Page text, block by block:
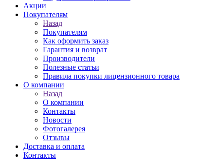
Акции
Покупателям
Назад
Покупателям
Как оформить заказ
Гарантия и возврат
Производители
Полезные статьи
Правила покупки лицензионного товара
О компании
Назад
О компании
Контакты
Новости
Фотогалерея
Отзывы
Доставка и оплата
Контакты